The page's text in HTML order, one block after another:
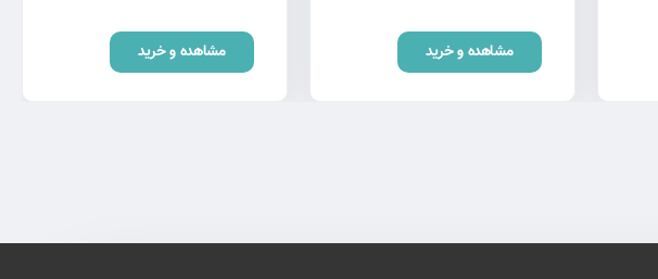
مشاهده و خرید مشاهده و خرید